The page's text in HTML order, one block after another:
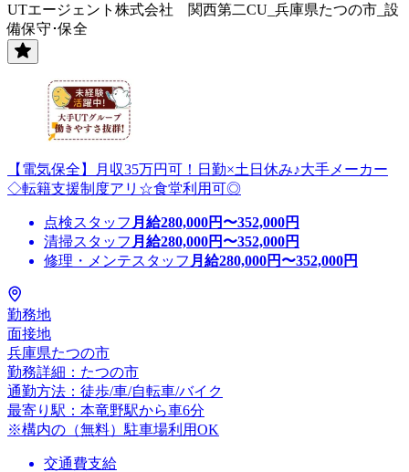
UTエージェント株式会社 関西第二CU_兵庫県たつの市_設
備保守･保全
【電気保全】月収35万円可！日勤×土日休み♪大手メーカー
◇転籍支援制度アリ☆食堂利用可◎
点検スタッフ 月給280,000円〜352,000円
清掃スタッフ 月給280,000円〜352,000円
修理・メンテスタッフ 月給280,000円〜352,000円
勤務地
面接地
兵庫県たつの市
勤務詳細：たつの市
通勤方法：徒歩/車/自転車/バイク
最寄り駅：本竜野駅から車6分
※構内の（無料）駐車場利用OK
交通費支給